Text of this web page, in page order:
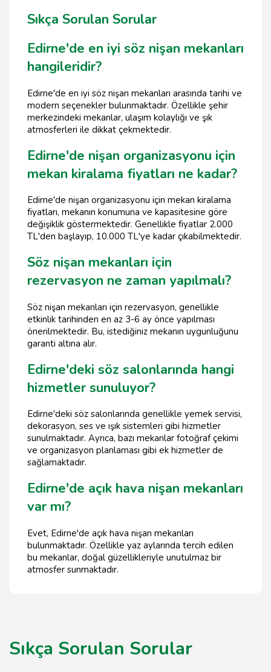
Sıkça Sorulan Sorular
Edirne'de en iyi söz nişan mekanları
hangileridir?
Edirne'de en iyi söz nişan mekanları arasında tarihi ve
modern seçenekler bulunmaktadır. Özellikle şehir
merkezindeki mekanlar, ulaşım kolaylığı ve şık
atmosferleri ile dikkat çekmektedir.
Edirne'de nişan organizasyonu için
mekan kiralama fiyatları ne kadar?
Edirne'de nişan organizasyonu için mekan kiralama
fiyatları, mekanın konumuna ve kapasitesine göre
değişiklik göstermektedir. Genellikle fiyatlar 2.000
TL'den başlayıp, 10.000 TL'ye kadar çıkabilmektedir.
Söz nişan mekanları için
rezervasyon ne zaman yapılmalı?
Söz nişan mekanları için rezervasyon, genellikle
etkinlik tarihinden en az 3-6 ay önce yapılması
önerilmektedir. Bu, istediğiniz mekanın uygunluğunu
garanti altına alır.
Edirne'deki söz salonlarında hangi
hizmetler sunuluyor?
Edirne'deki söz salonlarında genellikle yemek servisi,
dekorasyon, ses ve ışık sistemleri gibi hizmetler
sunulmaktadır. Ayrıca, bazı mekanlar fotoğraf çekimi
ve organizasyon planlaması gibi ek hizmetler de
sağlamaktadır.
Edirne'de açık hava nişan mekanları
var mı?
Evet, Edirne'de açık hava nişan mekanları
bulunmaktadır. Özellikle yaz aylarında tercih edilen
bu mekanlar, doğal güzellikleriyle unutulmaz bir
atmosfer sunmaktadır.
Sıkça Sorulan Sorular